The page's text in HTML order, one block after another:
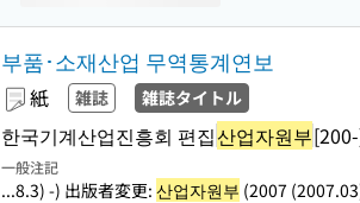
부품･소재산업 무역통계연보
紙 雑誌 雑誌タイトル
한국기계산업진흥회 편집산업자원부
一般注記
...8.3) -) 出版者変更: 산업자원부 (2007